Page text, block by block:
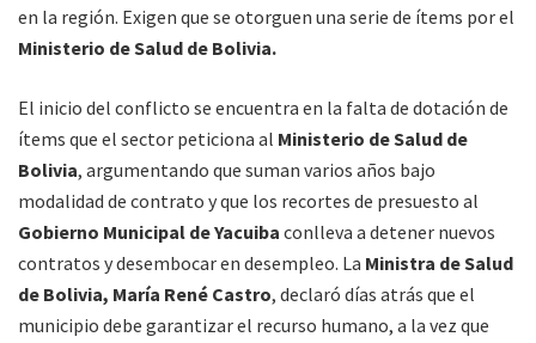
en la región. Exigen que se otorguen una serie de ítems por el
Ministerio de Salud de Bolivia.
El inicio del conflicto se encuentra en la falta de dotación de
ítems que el sector peticiona al Ministerio de Salud de
Bolivia, argumentando que suman varios años bajo
modalidad de contrato y que los recortes de presuesto al
Gobierno Municipal de Yacuiba conlleva a detener nuevos
contratos y desembocar en desempleo. La Ministra de Salud
de Bolivia, María René Castro, declaró días atrás que el
municipio debe garantizar el recurso humano, a la vez que